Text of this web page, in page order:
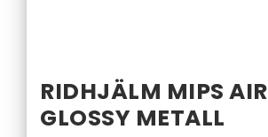
RIDHJÄLM MIPS AIR
GLOSSY METALL